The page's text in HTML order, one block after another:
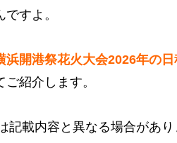
ですよ。
浜開港祭花火大会2026年の
ご紹介します。
記載内容と異なる場合があり